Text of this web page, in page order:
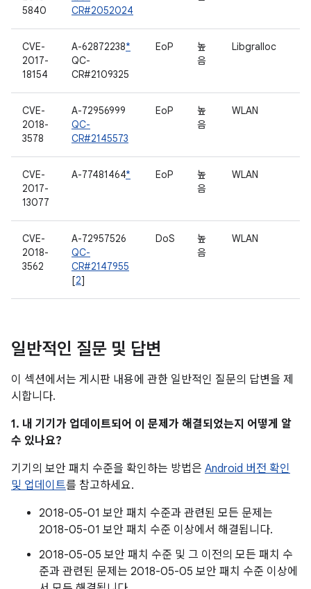
5840
CR#2052024
CVE-
2017-
18154
A-62872238*
QC-
CR#2109325
EoP
높
음
Libgralloc
CVE-
2018-
3578
A-72956999
QC-
CR#2145573
EoP
높
음
WLAN
CVE-
2017-
13077
A-77481464* EoP
높
음
WLAN
CVE-
2018-
3562
A-72957526
QC-
CR#2147955
[2]
DoS
높
음
WLAN
일반적인 질문 및 답변
이 섹션에서는 게시판 내용에 관한 일반적인 질문의 답변을 제
시합니다.
1. 내 기기가 업데이트되어 이 문제가 해결되었는지 어떻게 알
수 있나요?
기기의 보안 패치 수준을 확인하는 방법은 Android 버전 확인
및 업데이트를 참고하세요.
2018-05-01 보안 패치 수준과 관련된 모든 문제는
2018-05-01 보안 패치 수준 이상에서 해결됩니다.
2018-05-05 보안 패치 수준 및 그 이전의 모든 패치 수
준과 관련된 문제는 2018-05-05 보안 패치 수준 이상에